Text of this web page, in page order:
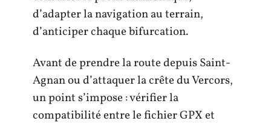
d’adapter la navigation au terrain,
d’anticiper chaque bifurcation.
Avant de prendre la route depuis Saint-
Agnan ou d’attaquer la crête du Vercors,
un point s’impose : vérifier la
compatibilité entre le fichier GPX et